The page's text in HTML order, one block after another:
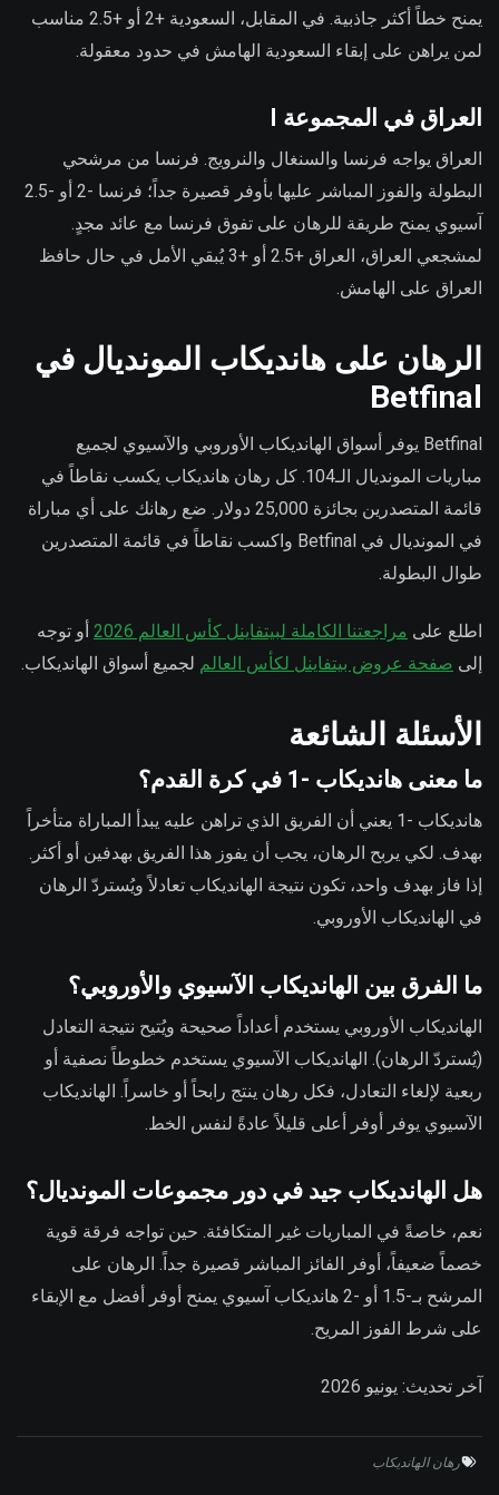
يمنح خطاً أكثر جاذبية. في المقابل، السعودية +2 أو +2.5 مناسب
لمن يراهن على إبقاء السعودية الهامش في حدود معقولة.
العراق في المجموعة I
العراق يواجه فرنسا والسنغال والنرويج. فرنسا من مرشحي
البطولة والفوز المباشر عليها بأوفر قصيرة جداً؛ فرنسا -2 أو -2.5
آسيوي يمنح طريقة للرهان على تفوق فرنسا مع عائد مجدٍ.
لمشجعي العراق، العراق +2.5 أو +3 يُبقي الأمل في حال حافظ
العراق على الهامش.
الرهان على هانديكاب المونديال في
Betfinal
Betfinal يوفر أسواق الهانديكاب الأوروبي والآسيوي لجميع
مباريات المونديال الـ104. كل رهان هانديكاب يكسب نقاطاً في
قائمة المتصدرين بجائزة 25,000 دولار. ضع رهانك على أي مباراة
في المونديال في Betfinal واكسب نقاطاً في قائمة المتصدرين
طوال البطولة.
اطلع على مراجعتنا الكاملة لبيتفاينل كأس العالم 2026
أو توجه
إلى صفحة عروض بيتفاينل لكأس العالم لجميع أسواق الهانديكاب.
الأسئلة الشائعة
ما معنى هانديكاب -1 في كرة القدم؟
هانديكاب -1 يعني أن الفريق الذي تراهن عليه يبدأ المباراة متأخراً
بهدف. لكي يربح الرهان، يجب أن يفوز هذا الفريق بهدفين أو أكثر.
إذا فاز بهدف واحد، تكون نتيجة الهانديكاب تعادلاً ويُستردّ الرهان
في الهانديكاب الأوروبي.
ما الفرق بين الهانديكاب الآسيوي والأوروبي؟
الهانديكاب الأوروبي يستخدم أعداداً صحيحة ويُتيح نتيجة التعادل
(يُستردّ الرهان). الهانديكاب الآسيوي يستخدم خطوطاً نصفية أو
ربعية لإلغاء التعادل، فكل رهان ينتج رابحاً أو خاسراً. الهانديكاب
الآسيوي يوفر أوفر أعلى قليلاً عادةً لنفس الخط.
هل الهانديكاب جيد في دور مجموعات المونديال؟
نعم، خاصةً في المباريات غير المتكافئة. حين تواجه فرقة قوية
خصماً ضعيفاً، أوفر الفائز المباشر قصيرة جداً. الرهان على
المرشح بـ-1.5 أو -2 هانديكاب آسيوي يمنح أوفر أفضل مع الإبقاء
على شرط الفوز المريح.
آخر تحديث: يونيو 2026
رهان الهانديكاب